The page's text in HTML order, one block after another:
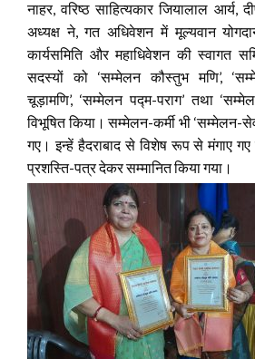
नाहर, वरिष्ठ साहित्यकार जियालाल
अध्यक्ष ने, गत अधिवेशन में मूल्यवान
कार्यसमिति और महाधिवेशन की स्वागत
सदस्यों को ‘सम्मेलन कौस्तुभ मणि’,
चूड़ामणि’, ‘सम्मेलन पद्म-पराग’ तथा
विभूषित किया। सम्मेलन-कर्मी भी
गए। इन्हें हैदराबाद से विशेष रूप से मंगाए
प्रशस्ति-पत्र देकर सम्मानित किया गया।